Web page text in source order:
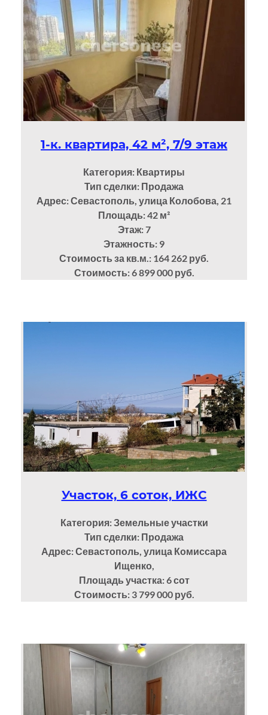
1-к. квартира, 42 м², 7/9 этаж
Категория: Квартиры
Тип сделки: Продажа
Адрес: Севастополь, улица Колобова, 21
Площадь: 42 м²
Этаж: 7
Этажность: 9
Стоимость за кв.м.: 164 262 руб.
Стоимость: 6 899 000 руб.
Участок, 6 соток, ИЖС
Категория: Земельные участки
Тип сделки: Продажа
Адрес: Севастополь, улица Комиссара
Ищенко,
Площадь участка: 6сот
Стоимость: 3 799 000 руб.